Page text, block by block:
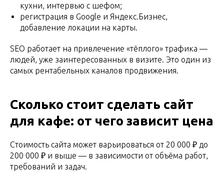
кухни, интервью с шефом;
регистрация в Google и Яндекс.Бизнес,
добавление локации на карты.
SEO работает на привлечение «тёплого» трафика —
людей, уже заинтересованных в визите. Это один из
самых рентабельных каналов продвижения.
Сколько стоит сделать сайт
для кафе: от чего зависит цена
Стоимость сайта может варьироваться от 20 000 ₽ до
200 000 ₽ и выше — в зависимости от объёма работ,
требований и задач.